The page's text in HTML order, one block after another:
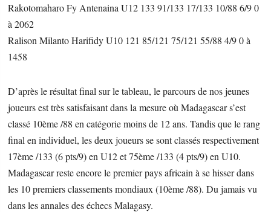
Rakotomaharo Fy Antenaina U12 133 91/133 17/133 10/88 6/9 0
à 2062
Ralison Milanto Harifidy U10 121 85/121 75/121 55/88 4/9 0 à
1458
D’après le résultat final sur le tableau, le parcours de nos jeunes
joueurs est très satisfaisant dans la mesure où Madagascar s’est
classé 10ème /88 en catégorie moins de 12 ans. Tandis que le rang
final en individuel, les deux joueurs se sont classés respectivement
17ème /133 (6 pts/9) en U12 et 75ème /133 (4 pts/9) en U10.
Madagascar reste encore le premier pays africain à se hisser dans
les 10 premiers classements mondiaux (10ème /88). Du jamais vu
dans les annales des échecs Malagasy.